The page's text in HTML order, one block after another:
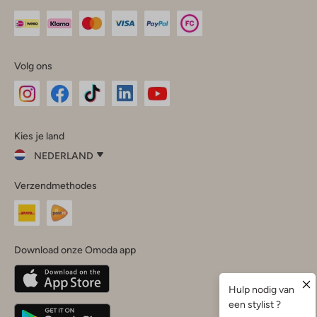
Volg ons
InstagramFacebook
Kies je land
NEDERLAND
je
land
Nederland
Belgique(Français)
Deutschland
Verzendmethodes
Download onze Omoda app